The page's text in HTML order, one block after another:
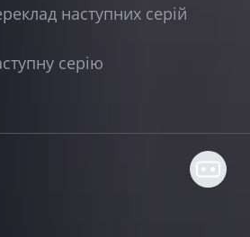
наступних серій
серію